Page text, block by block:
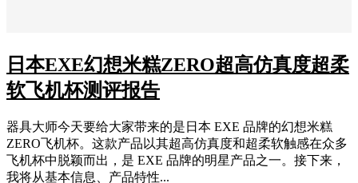
日本EXE幻想米糕ZERO超高仿真度超柔
软飞机杯测评报告
器具大师今天要给大家带来的是日本 EXE 品牌的幻想米糕
ZERO飞机杯。这款产品以其超高仿真度和超柔软触感在众多
飞机杯中脱颖而出，是 EXE 品牌的明星产品之一。接下来，
我将从基本信息、产品特性...